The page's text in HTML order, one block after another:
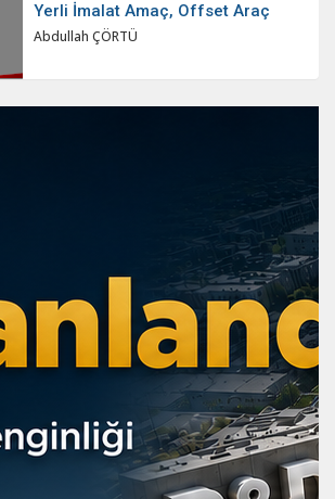
Yerli İmalat Amaç, Offset Araç
Abdullah ÇÖRTÜ